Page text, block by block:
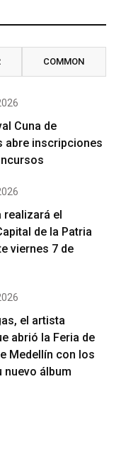
COMMON
Cuna de
abre inscripciones
realizará el
de la Patria
viernes 7 de
el artista
abrió la Feria de
Medellín con los
nuevo álbum